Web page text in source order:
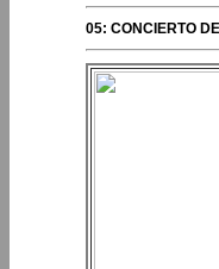
05: CONCIERTO